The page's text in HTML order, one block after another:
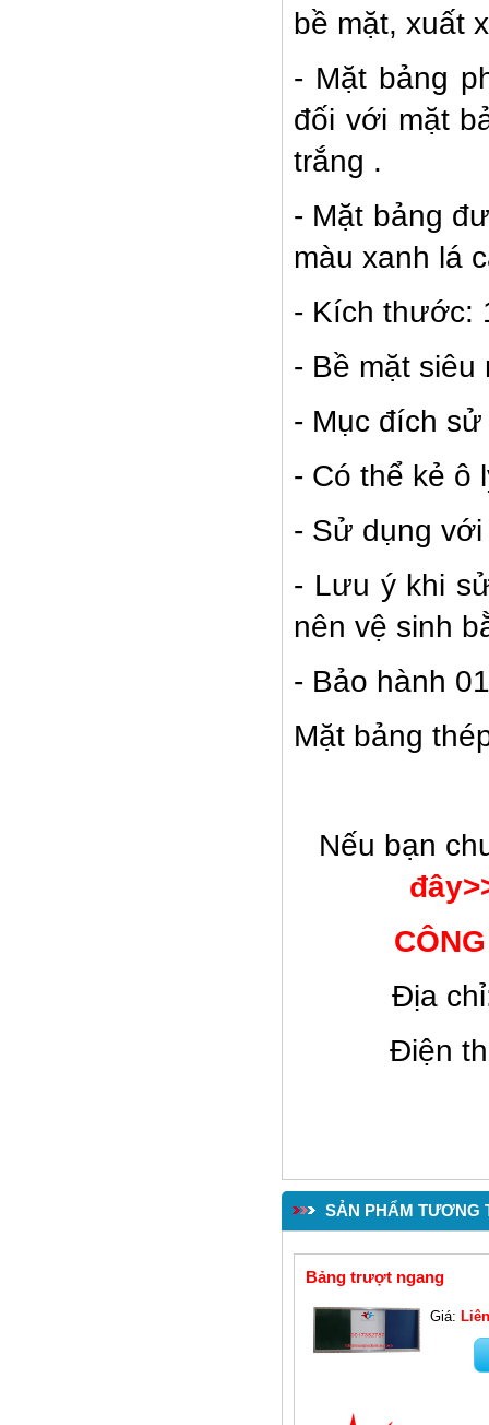
bề mặt, xuất
- Mặt bảng
đối với mặt
trắng .
- Mặt bảng
màu xanh lá
- Kích thước:
- Bề mặt siêu
- Mục đích
- Có thể kẻ ô
- Sử dụng
- Lưu ý khi
nên vệ sinh
- Bảo hành
Mặt bảng
Nếu bạn
Ðịa
Điện
SẢN PHẨM TƯƠNG
Bảng trượt ngang
Giá: